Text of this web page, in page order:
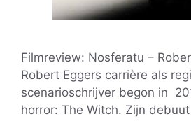
Filmreview: Nosferatu –
Robert Eggers carrière als
scenarioschrijver begon in
horror: The Witch. Zijn